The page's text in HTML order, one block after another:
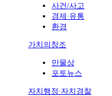
사건/사고
경제·유통
환경
가치의창조
만물상
포토뉴스
자치행정·자치경찰